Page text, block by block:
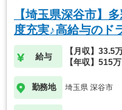
【埼玉県深谷市】
度充実♪高給与の
給与
【月収】33.5
【年収】515
勤務地 埼玉県 深谷市